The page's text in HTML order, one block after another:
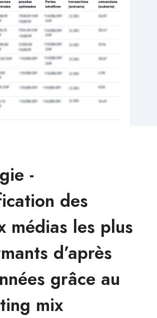
-
des
médias les plus
d’après
grâce au
mix